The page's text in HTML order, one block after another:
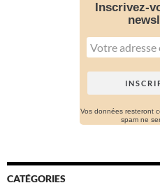
Inscrivez-
Vos données resteront
spam ne
CATÉGORIES